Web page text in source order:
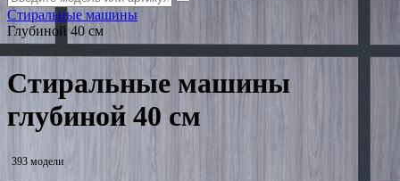
Стиральные машины
Глубиной 40 см
Стиральные машины
глубиной 40 см
393 модели